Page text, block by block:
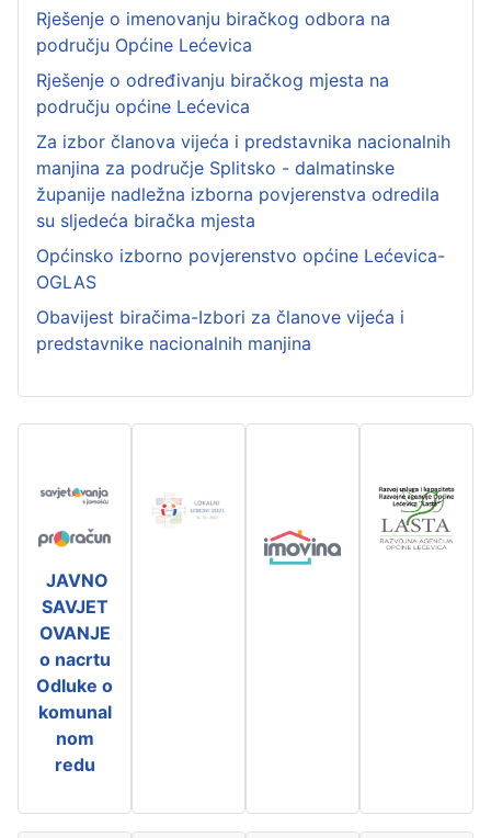
Rješenje o imenovanju biračkog odbora na
području Općine Lećevica
Rješenje o određivanju biračkog mjesta na
području općine Lećevica
Za izbor članova vijeća i predstavnika nacionalnih
manjina za područje Splitsko - dalmatinske
županije nadležna izborna povjerenstva odredila
su sljedeća biračka mjesta
Općinsko izborno povjerenstvo općine Lećevica-
OGLAS
Obavijest biračima-Izbori za članove vijeća i
predstavnike nacionalnih manjina
JAVNO
SAVJET
OVANJE
o nacrtu
Odluke o
komunal
nom
redu